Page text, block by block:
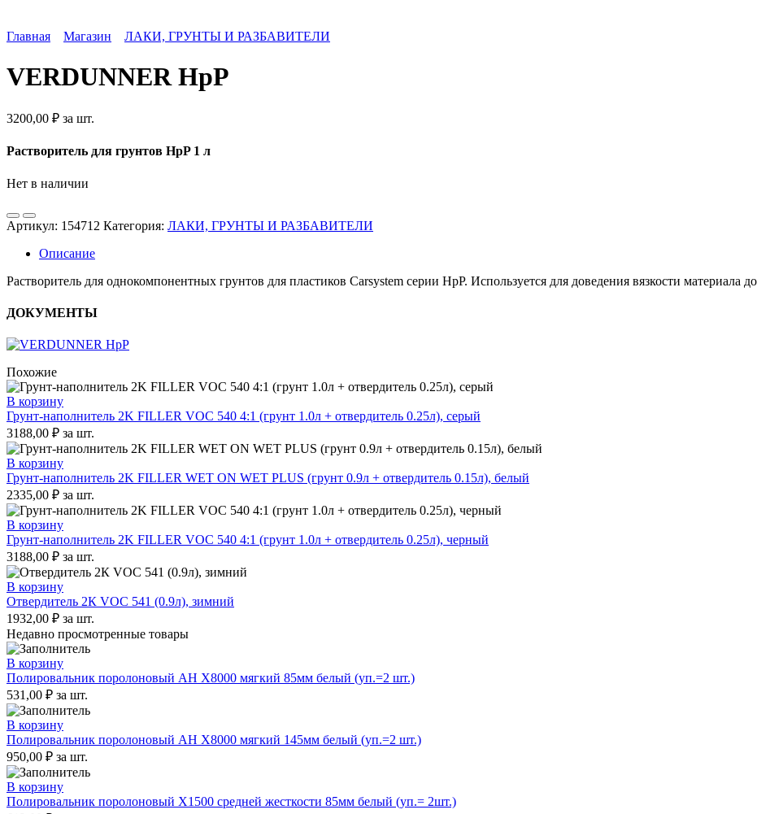
Главная Магазин ЛАКИ, ГРУНТЫ И РАЗБАВИТЕЛИ
VERDUNNER HpP
3200,00 ₽ за шт.
Растворитель для грунтов HpP 1 л
Нет в наличии
Артикул: 154712 Категория: ЛАКИ, ГРУНТЫ И РАЗБАВИТЕЛИ
Описание
Растворитель для однокомпонентных грунтов для пластиков Carsystem серии HpP. Используется для доведения вязкости материала
ДОКУМЕНТЫ
Похожие
В корзину
Грунт-наполнитель 2K FILLER VOC 540 4:1 (грунт 1.0л + отвердитель 0.25л), серый
3188,00 ₽ за шт.
В корзину
Грунт-наполнитель 2K FILLER WET ON WET PLUS (грунт 0.9л + отвердитель 0.15л), белый
2335,00 ₽ за шт.
В корзину
Грунт-наполнитель 2K FILLER VOC 540 4:1 (грунт 1.0л + отвердитель 0.25л), черный
3188,00 ₽ за шт.
В корзину
Отвердитель 2К VOC 541 (0.9л), зимний
1932,00 ₽ за шт.
Недавно просмотренные товары
В корзину
Полировальник поролоновый AH X8000 мягкий 85мм белый (уп.=2 шт.)
531,00 ₽ за шт.
В корзину
Полировальник поролоновый AH X8000 мягкий 145мм белый (уп.=2 шт.)
950,00 ₽ за шт.
В корзину
Полировальник поролоновый X1500 средней жесткости 85мм белый (уп.= 2шт.)